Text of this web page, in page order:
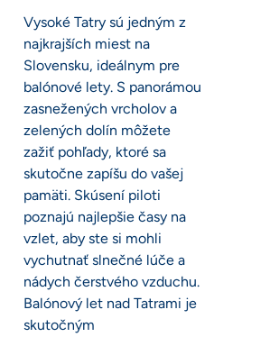
Vysoké Tatry sú jedným z
najkrajších miest na
Slovensku, ideálnym pre
balónové lety. S panorámou
zasnežených vrcholov a
zelených dolín môžete
zažiť pohľady, ktoré sa
skutočne zapíšu do vašej
pamäti. Skúsení piloti
poznajú najlepšie časy na
vzlet, aby ste si mohli
vychutnať slnečné lúče a
nádych čerstvého vzduchu.
Balónový let nad Tatrami je
skutočným